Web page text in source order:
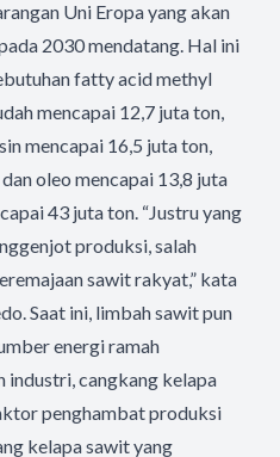
Uni Eropa yang akan
2030 mendatang. Hal ini
fatty acid methyl
mencapai 12,7 juta ton,
mencapai 16,5 juta ton,
oleo mencapai 13,8 juta
43 juta ton. “Justru yang
produksi, salah
sawit rakyat,” kata
Saat ini, limbah sawit pun
energi ramah
industri, cangkang kelapa
penghambat produksi
kelapa sawit yang